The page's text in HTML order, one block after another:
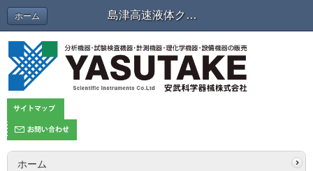
島津高速液体クロマトグラフメンテナンス講習会のご案内 | 展示会・セミナー・キャンペーン情報
ホーム
ホーム